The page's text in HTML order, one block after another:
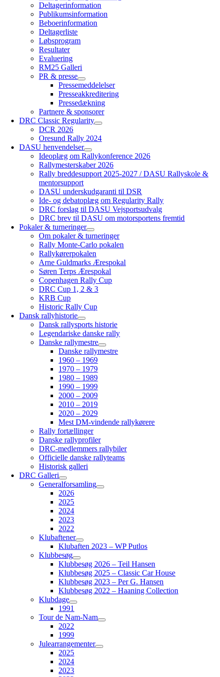
Deltagerinformation
Publikumsinformation
Beboerinformation
Deltagerliste
Løbsprogram
Resultater
Evaluering
RM25 Galleri
PR & presse
Pressemeddelelser
Presseakkreditering
Pressedækning
Partnere & sponsorer
DRC Classic Regularity
DCR 2026
Oresund Rally 2024
DASU henvendelser
Ideoplæg om Rallykonference 2026
Rallymesterskaber 2026
Rally breddesupport 2025-2027 / DASU Rallyskole &
mentorsupport
DASU underskudgaranti til DSR
Ide- og debatoplæg om Regularity Rally
DRC forslag til DASU Vejsportsudvalg
DRC brev til DASU om motorsportens fremtid
Pokaler & turneringer
Om pokaler & turneringer
Rally Monte-Carlo pokalen
Rallykørerpokalen
Arne Guldmarks Ærespokal
Søren Terps Ærespokal
Copenhagen Rally Cup
DRC Cup 1, 2 & 3
KRB Cup
Historic Rally Cup
Dansk rallyhistorie
Dansk rallysports historie
Legendariske danske rally
Danske rallymestre
Danske rallymestre
1960 – 1969
1970 – 1979
1980 – 1989
1990 – 1999
2000 – 2009
2010 – 2019
2020 – 2029
Mest DM-vindende rallykørere
Rally fortællinger
Danske rallyprofiler
DRC-medlemmers rallybiler
Officielle danske rallyteams
Historisk galleri
DRC Galleri
Generalforsamling
2026
2025
2024
2023
2022
Klubaftener
Klubaften 2023 – WP Putlos
Klubbesøg
Klubbesøg 2026 – Teil Hansen
Klubbesøg 2025 – Classic Car House
Klubbesøg 2023 – Per G. Hansen
Klubbesøg 2022 – Haaning Collection
Klubdage
1991
Tour de Nam-Nam
2022
1999
Julearrangementer
2025
2024
2023